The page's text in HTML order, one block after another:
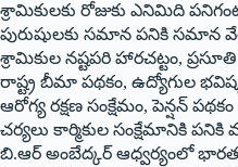
శ్రామికులకు రోజుకు ఎనిమిది
పురుషులకు సమాన పనికి సమాన
శ్రామికుల నష్టపరి హారచట్టం,
రాష్ట్ర బీమా పథకం, ఉద్యోగుల
ఆరోగ్య రక్షణ సంక్షేమం, పెన్షన్‌
చర్యలు కార్మికుల సంక్షేమానికి పనికి
‌బి.ఆర్‌ అం‌బేద్కర్‌ ఆధ్వర్యంలో